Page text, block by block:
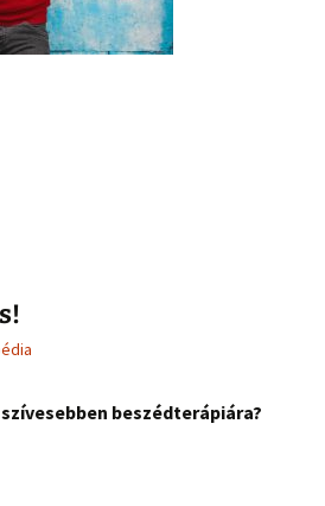
beszédterápiára?